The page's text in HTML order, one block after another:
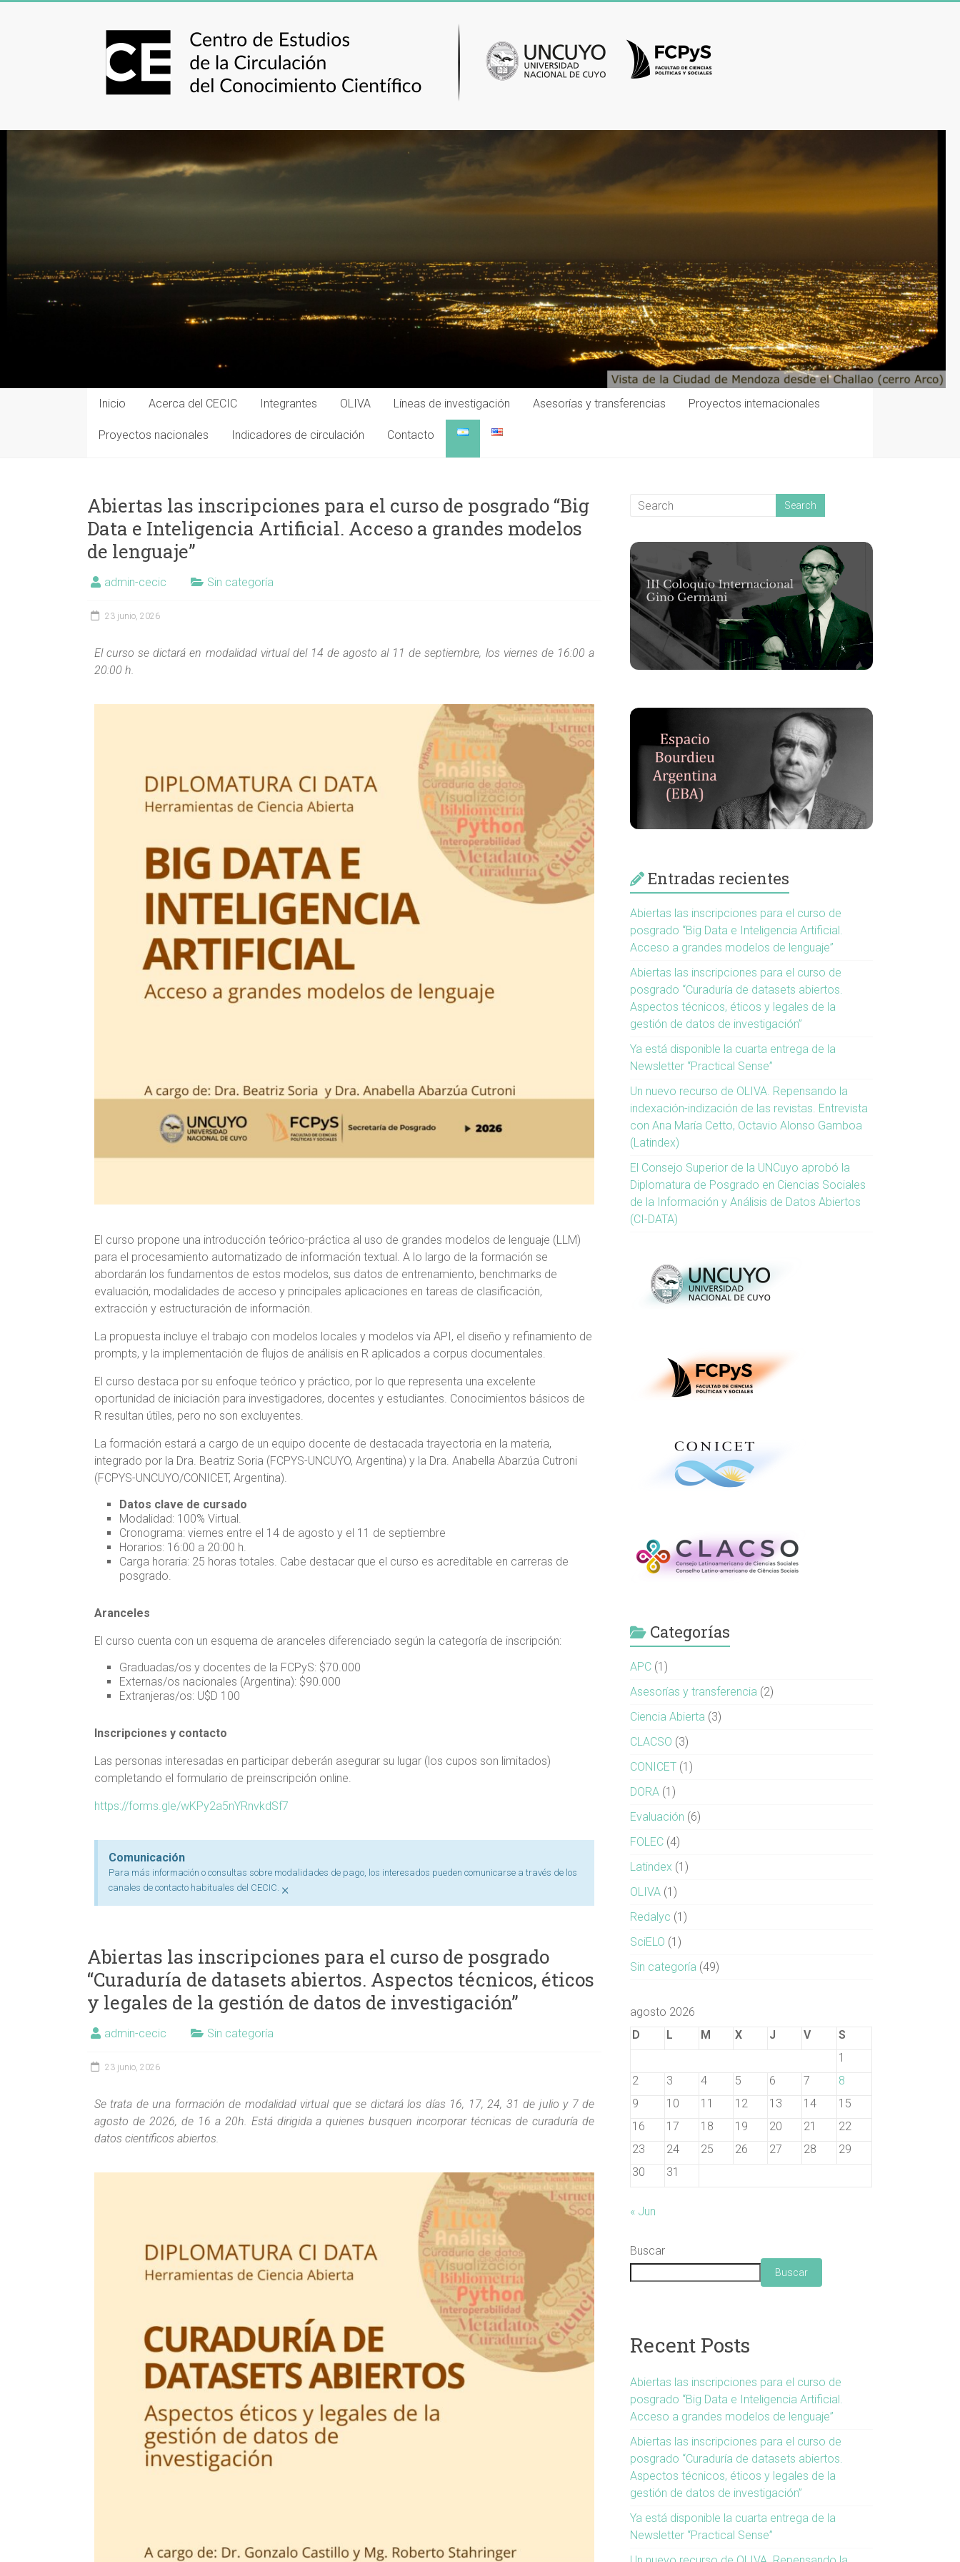
Inicio Acerca del CECIC Integrantes OLIVA Líneas de investigación Asesorías y transferencias Proyectos internacionales
Proyectos nacionales Indicadores de circulación Contacto
Abiertas las inscripciones para el curso de posgrado “Big
Data e Inteligencia Artificial. Acceso a grandes modelos
de lenguaje”
admin-cecic Sin categoría
23 junio, 2026
El curso se dictará en modalidad virtual del 14 de agosto al 11 de septiembre, los viernes de 16:00 a
20:00 h.
El curso propone una introducción teórico-práctica al uso de grandes modelos de lenguaje (LLM)
para el procesamiento automatizado de información textual. A lo largo de la formación se
abordarán los fundamentos de estos modelos, sus datos de entrenamiento, benchmarks de
evaluación, modalidades de acceso y principales aplicaciones en tareas de clasificación,
extracción y estructuración de información.
La propuesta incluye el trabajo con modelos locales y modelos vía API, el diseño y refinamiento de
prompts, y la implementación de flujos de análisis en R aplicados a corpus documentales.
El curso destaca por su enfoque teórico y práctico, por lo que representa una excelente
oportunidad de iniciación para investigadores, docentes y estudiantes. Conocimientos básicos de
R resultan útiles, pero no son excluyentes.
La formación estará a cargo de un equipo docente de destacada trayectoria en la materia,
integrado por la Dra. Beatriz Soria (FCPYS-UNCUYO, Argentina) y la Dra. Anabella Abarzúa Cutroni
(FCPYS-UNCUYO/CONICET, Argentina).
Datos clave de cursado
Modalidad: 100% Virtual.
Cronograma: viernes entre el 14 de agosto y el 11 de septiembre
Horarios: 16:00 a 20:00 h.
Carga horaria: 25 horas totales. Cabe destacar que el curso es acreditable en carreras de
posgrado.
Aranceles
El curso cuenta con un esquema de aranceles diferenciado según la categoría de inscripción:
Graduadas/os y docentes de la FCPyS: $70.000
Externas/os nacionales (Argentina): $90.000
Extranjeras/os: U$D 100
Inscripciones y contacto
Las personas interesadas en participar deberán asegurar su lugar (los cupos son limitados)
completando el formulario de preinscripción online.
https://forms.gle/wKPy2a5nYRnvkdSf7
Comunicación
Para más información o consultas sobre modalidades de pago, los interesados pueden comunicarse a través de los
canales de contacto habituales del CECIC. ×
Abiertas las inscripciones para el curso de posgrado
“Curaduría de datasets abiertos. Aspectos técnicos, éticos
y legales de la gestión de datos de investigación”
admin-cecic Sin categoría
23 junio, 2026
Se trata de una formación de modalidad virtual que se dictará los días 16, 17, 24, 31 de julio y 7 de
agosto de 2026, de 16 a 20h. Está dirigida a quienes busquen incorporar técnicas de curaduría de
datos científicos abiertos.
Entradas recientes
Abiertas las inscripciones para el curso de
posgrado “Big Data e Inteligencia Artificial.
Acceso a grandes modelos de lenguaje”
Abiertas las inscripciones para el curso de
posgrado “Curaduría de datasets abiertos.
Aspectos técnicos, éticos y legales de la
gestión de datos de investigación”
Ya está disponible la cuarta entrega de la
Newsletter “Practical Sense”
Un nuevo recurso de OLIVA. Repensando la
indexación-indización de las revistas. Entrevista
con Ana María Cetto, Octavio Alonso Gamboa
(Latindex)
El Consejo Superior de la UNCuyo aprobó la
Diplomatura de Posgrado en Ciencias Sociales
de la Información y Análisis de Datos Abiertos
(CI-DATA)
Categorías
APC (1)
Asesorías y transferencia (2)
Ciencia Abierta (3)
CLACSO (3)
CONICET (1)
DORA (1)
Evaluación (6)
FOLEC (4)
Latindex (1)
OLIVA (1)
Redalyc (1)
SciELO (1)
Sin categoría (49)
agosto 2026
D
L M X J V
S
1
2
3 4 5 6 7
8
9
10 11 12 13 14
15
16
17 18 19 20 21
22
23
24 25 26 27 28
29
30
31
« Jun
Buscar
Buscar
Recent Posts
Abiertas las inscripciones para el curso de
posgrado “Big Data e Inteligencia Artificial.
Acceso a grandes modelos de lenguaje”
Abiertas las inscripciones para el curso de
posgrado “Curaduría de datasets abiertos.
Aspectos técnicos, éticos y legales de la
gestión de datos de investigación”
Ya está disponible la cuarta entrega de la
Newsletter “Practical Sense”